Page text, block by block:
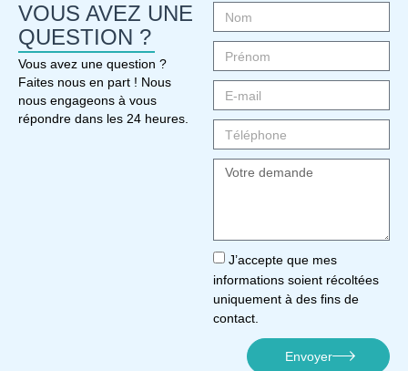
VOUS AVEZ UNE
QUESTION ?
Vous avez une question ?
Faites nous en part ! Nous
nous engageons à vous
répondre dans les 24 heures.
J’accepte que mes
informations soient récoltées
uniquement à des fins de
contact.
Envoyer